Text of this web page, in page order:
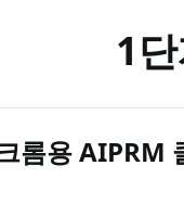
1
롬용 AIPRM